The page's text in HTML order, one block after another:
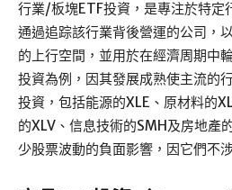
行業/板塊ETF投資，是專注於特定
通過追踪該行業背後營運的公司，
的上行空間，並用於在經濟周期中
投資為例，因其發展成熟使主流的
投資，包括能源的XLE、原材料的
的XLV、信息技術的SMH及房地產
少股票波動的負面影響，因它們不